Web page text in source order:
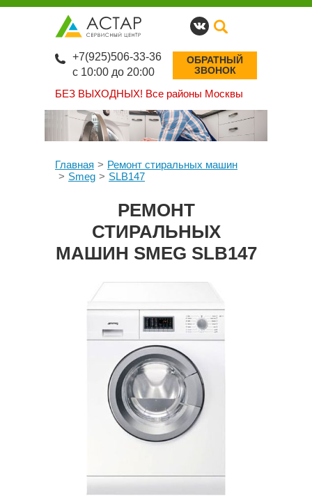
БЕЗ ВЫХОДНЫХ! Все районы Москвы
+7(925)506-33-36
с 10:00 до 20:00
ОБРАТНЫЙ
ЗВОНОК
Главная
Ремонт стиральных машин
Smeg
SLB147
РЕМОНТ
СТИРАЛЬНЫХ
МАШИН SMEG SLB147